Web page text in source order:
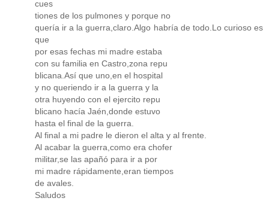
cues
tiones de los pulmones y porque no
quería ir a la guerra,claro.Algo habría de todo.Lo curioso es
que
por esas fechas mi madre estaba
con su familia en Castro,zona repu
blicana.Así que uno,en el hospital
y no queriendo ir a la guerra y la
otra huyendo con el ejercito repu
blicano hacía Jaén,donde estuvo
hasta el final de la guerra.
Al final a mi padre le dieron el alta y al frente.
Al acabar la guerra,como era chofer
militar,se las apañó para ir a por
mi madre rápidamente,eran tiempos
de avales.
Saludos